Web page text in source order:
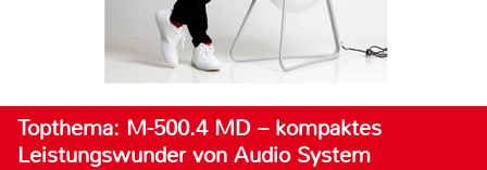
Topthema: M-500.4 MD – kompaktes
Leistungswunder von Audio System